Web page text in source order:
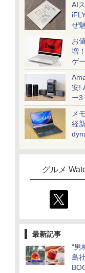
AI
ぜ
お
増
ゲ
安!
ー3
メ
経
グルメ
最新記事
“男
島